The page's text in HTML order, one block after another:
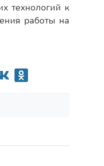
технологий к
работы на